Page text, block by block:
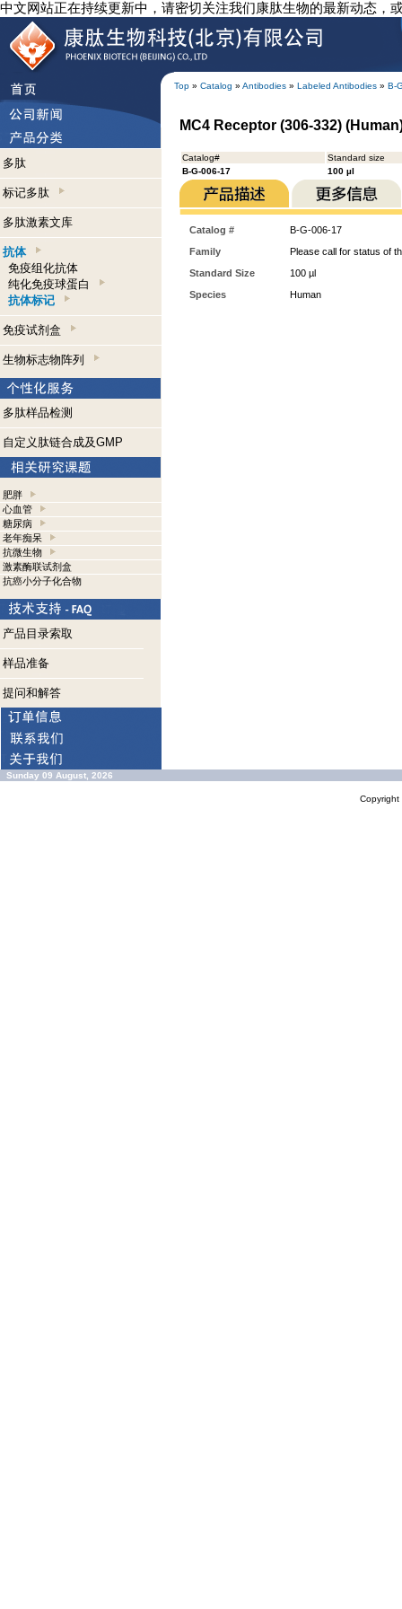
中文网站正在持续更新中，请密切关注我们康肽生物的最新动态，
Top » Catalog » Antibodies » Labeled Antibodies » B-
多肽
标记多肽
多肽激素文库
抗体
免疫组化抗体
纯化免疫球蛋白
抗体标记
免疫试剂盒
生物标志物阵列
多肽样品检测
自定义肽链合成及GMP
肥胖
心血管
糖尿病
老年痴呆
抗微生物
激素酶联试剂盒
抗癌小分子化合物
产品目录索取
样品准备
提问和解答
MC4 Receptor (306-332)
Catalog#
Standard size
B-G-006-17
100 µl
Catalog #
B-G-006-17
Family
Please call for status of
Standard Size
100 µl
Species
Human
Sunday 09 August, 2026